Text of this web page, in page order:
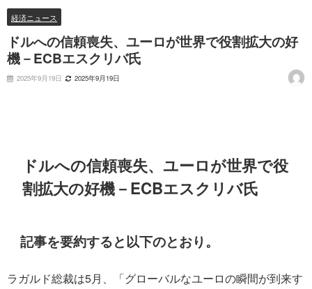
経済ニュース
ドルへの信頼喪失、ユーロが世界で役割拡大の好
機－ECBエスクリバ氏
2025年9月19日 2025年9月19日
ドルへの信頼喪失、ユーロが世界で役
割拡大の好機－ECBエスクリバ氏
記事を要約すると以下のとおり。
ラガルド総裁は5月、「グローバルなユーロの瞬間が到来す